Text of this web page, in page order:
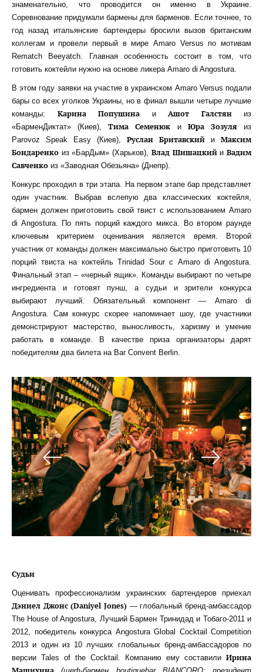
знаменательно, что проводится он именно в Украине.
Соревнование придумали бармены для барменов. Если точнее, то
год назад итальянские бартендеры бросили вызов британским
коллегам и провели первый в мире Amaro Versus по мотивам
Rematch Beeyatch. Главная особенность состоит в том, что
готовить коктейли нужно на основе ликера Amaro di Angostura.
В этом году заявки на участие в украинском Amaro Versus подали
бары со всех уголков Украины, но в финал вышли четыре лучшие
команды: Карина Попушина и Ашот Галстяниз
«БарменДиктат» (Киев),Тима Семенюк и Юра Зозуляиз
Parovoz Speak Easy (Киев), Руслан Бритавский и Максим
Бондаренко из «БарДым» (Харьков), Влад ШишацкийиВадим
Савченко из «Заводная Обезьяна» (Днепр).
Конкурс проходил в три этапа. На первом этапе бар представляет
один участник. Выбрав вслепую два классических коктейля,
бармен должен приготовить свой твист с использованием Amaro
di Angostura. По пять порций каждого микса. Во втором раунде
ключевым критерием оценивания является время. Второй
участник от команды должен максимально быстро приготовить 10
порций твиста на коктейль Trinidad Sour с Amaro di Angostura.
Финальный этап – «черный ящик». Команды выбирают по четыре
ингредиента и готовят пунш, а судьи и зрители конкурса
выбирают лучший. Обязательный компонент — Amaro di
Angostura. Сам конкурс скорее напоминает шоу, где участники
демонстрируют мастерство, выносливость, харизму и умение
работать в команде. В качестве приза организаторы дарят
победителям два билета на Bar Convent Berlin.
Судьи
Оценивать профессионализм украинских бартендеров приехал
Дэниел Джонс (Daniyel Jones) — глобальный бренд-амбассадор
The House of Angostura, Лучший Бармен Тринидад и Тобаго-2011 и
2012, победитель конкурса Angostura Global Cocktail Competition
2013 и один из 10 лучших глобальных бренд-амбассадоров по
версии Tales of the Cocktail. Компанию ему составили Ирина